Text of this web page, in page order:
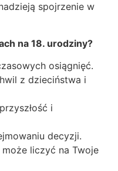
spojrzenie w
na 18. urodziny?
osiągnięć.
z dzieciństwa i
i
decyzji.
liczyć na Twoje